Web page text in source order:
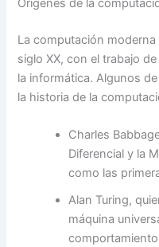
Orígenes de la
La computación
siglo XX, con el trabajo
la informática. Algunos
la historia de la
Charles
Diferencial y la
como las
Alan Turing,
máquina